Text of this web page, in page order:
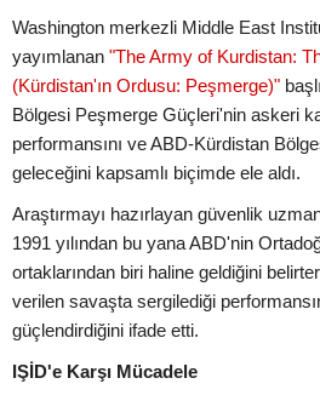
Washington merkezli Middle East
yayımlanan "The Army of Kurdistan:
(Kürdistan'ın Ordusu: Peşmerge)"
Bölgesi Peşmerge Güçleri'nin askeri
performansını ve ABD-Kürdistan
geleceğini kapsamlı biçimde ele aldı.
Araştırmayı hazırlayan güvenlik
1991 yılından bu yana ABD'nin
ortaklarından biri haline geldiğini
verilen savaşta sergilediği
güçlendirdiğini ifade etti.
IŞİD'e Karşı Mücadele